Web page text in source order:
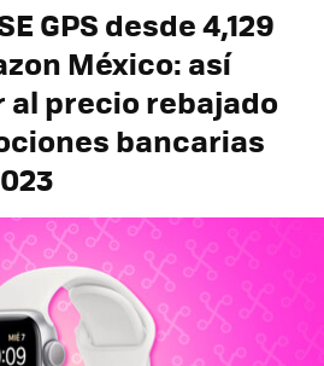
GPS desde 4,129
México: así
al precio rebajado
bancarias